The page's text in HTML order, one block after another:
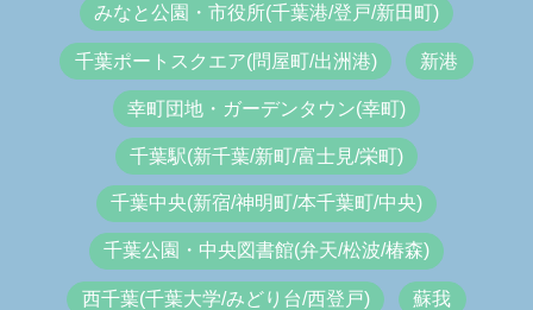
みなと公園・市役所(千葉港/登戸/新田町)
千葉ポートスクエア(問屋町/出洲港) 新港
幸町団地・ガーデンタウン(幸町)
千葉駅(新千葉/新町/富士見/栄町)
千葉中央(新宿/神明町/本千葉町/中央)
千葉公園・中央図書館(弁天/松波/椿森)
西千葉(千葉大学/みどり台/西登戸) 蘇我